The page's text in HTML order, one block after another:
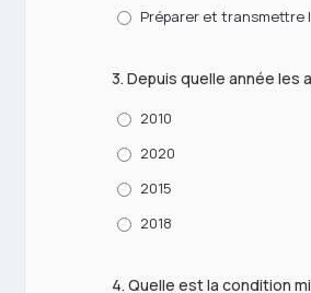
Préparer et transmettre
3. Depuis quelle année les
2010
2020
2015
2018
4. Quelle est la condition